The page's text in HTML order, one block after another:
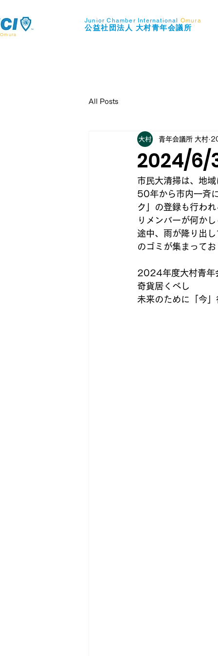
Omura
Junior Chamber International Omura
​公益社団法人 大村青年会議所
All Posts
2024/6/
青年会議所 大村
市民大清掃は、地
50年から市内一斉
ク」の登録も行わ
りメンバーが何か
途中、雨が降り出
のゴミが集まって
2024年度大村青年
奇貨居くべし
未来のために「今